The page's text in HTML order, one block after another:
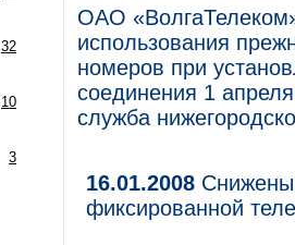
32
10
3
ОАО
использования
номеров при
соединения 1
служба
16.01.2008
фиксированной